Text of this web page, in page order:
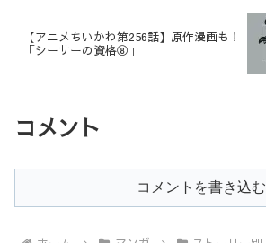
【アニメちいかわ第256話】原作漫画も！
「シーサーの資格⑧」
コメント
コメントを書き込む